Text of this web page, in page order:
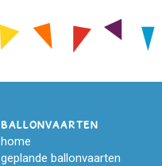
BALLONVAARTEN
home
geplande ballonvaarten